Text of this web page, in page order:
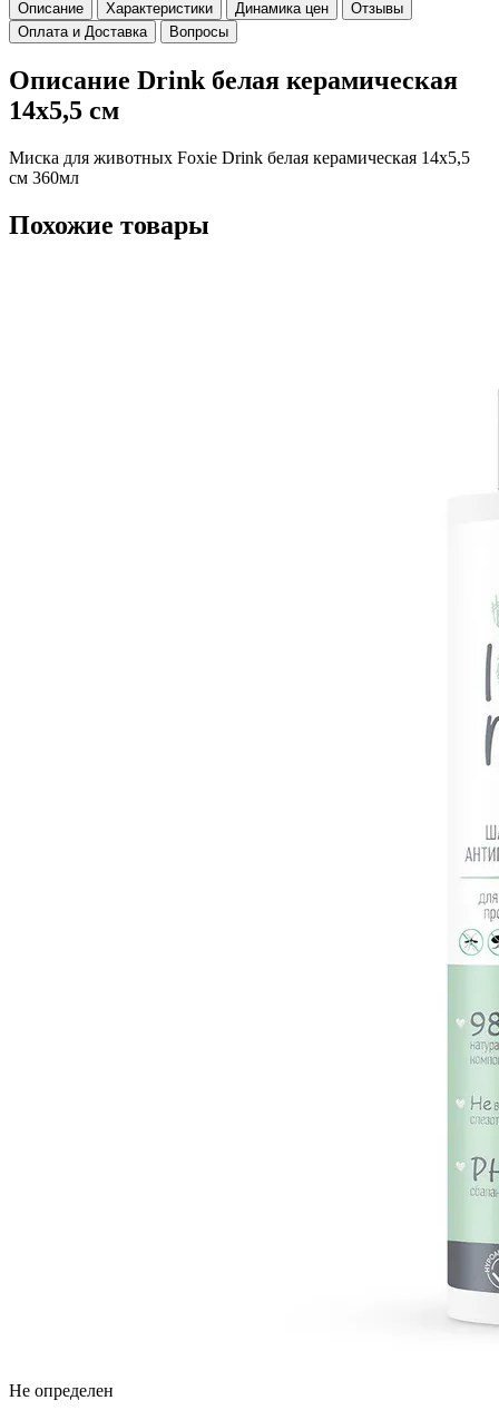
Описание Характеристики Динамика цен
Отзывы
Оплата и Доставка
Вопросы
Описание Drink белая керамическая
14х5,5 см
Миска для животных Foxie Drink белая керамическая 14х5,5
см 360мл
Похожие товары
Не определен